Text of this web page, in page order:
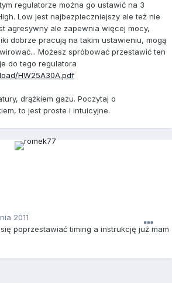
regulatorze można go ustawić na 3
Low jest najbezpieczniejszy ale też nie
agresywny ale zapewnia więcej mocy,
dobrze pracują na takim ustawieniu, mogą
Możesz spróbować przestawić ten
do tego regulatora
HW25A30A.pdf
drążkiem gazu. Poczytaj o
to jest proste i intuicyjne.
2011
poprzestawiać timing a instrukcję już mam